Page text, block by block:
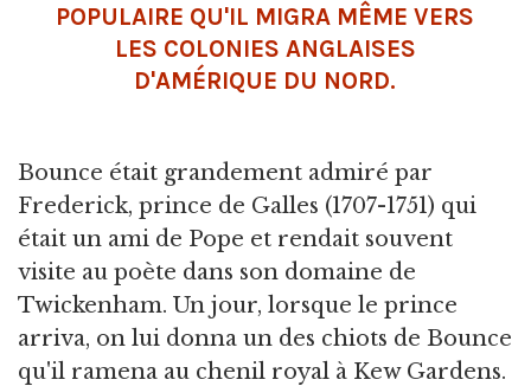
POPULAIRE QU'IL MIGRA MÊME VERS
LES COLONIES ANGLAISES
D'AMÉRIQUE DU NORD.
Bounce était grandement admiré par
Frederick, prince de Galles (1707-1751) qui
était un ami de Pope et rendait souvent
visite au poète dans son domaine de
Twickenham. Un jour, lorsque le prince
arriva, on lui donna un des chiots de Bounce
qu'il ramena au chenil royal à Kew Gardens.